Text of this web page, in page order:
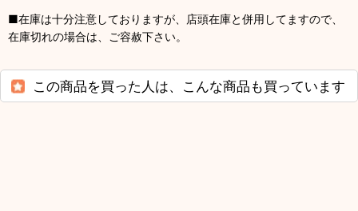
■在庫は十分注意しておりますが、店頭在庫と併用してますので、
在庫切れの場合は、ご容赦下さい。
この商品を買った人は、こんな商品も買っています